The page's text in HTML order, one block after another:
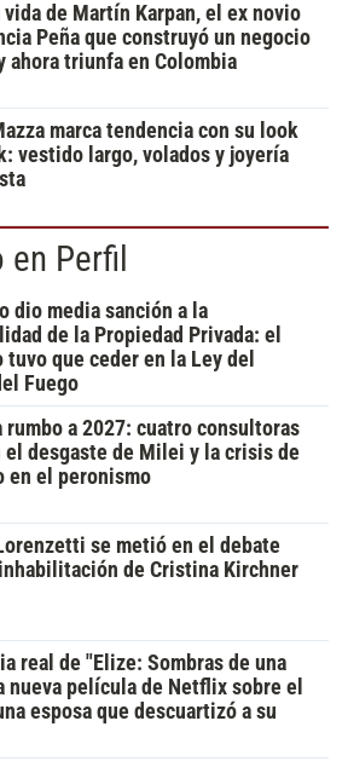
vida de Martín Karpan, el ex novio
Peña que construyó un negocio
ahora triunfa en Colombia
marca tendencia con su look
vestido largo, volados y joyería
Perfil
dio media sanción a la
de la Propiedad Privada: el
tuvo que ceder en la Ley del
Fuego
rumbo a 2027: cuatro consultoras
el desgaste de Milei y la crisis de
en el peronismo
se metió en el debate
de Cristina Kirchner
real de "Elize: Sombras de una
nueva película de Netflix sobre el
esposa que descuartizó a su